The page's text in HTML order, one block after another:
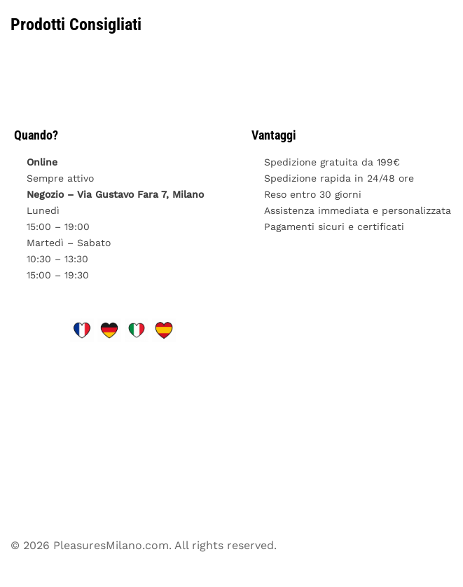
Prodotti Consigliati
Quando?
Online
Sempre attivo
Negozio – Via Gustavo Fara 7, Milano
Lunedì
15:00 – 19:00
Martedì – Sabato
10:30 – 13:30
15:00 – 19:30
Vantaggi
Spedizione gratuita da 199€
Spedizione rapida in 24/48 ore
Reso entro 30 giorni
Assistenza immediata e personalizzata
Pagamenti sicuri e certificati
© 2026 PleasuresMilano.com. All rights reserved.